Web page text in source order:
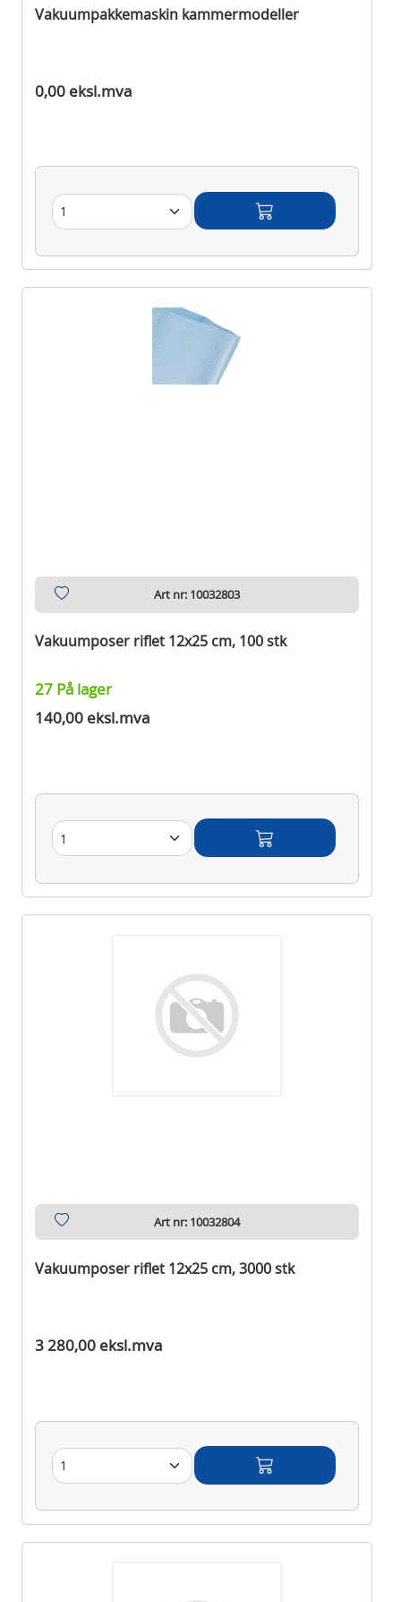
Vakuumpakkemaskin kammermodeller
0,00 eksl.mva
Art nr: 10032803
Vakuumposer riflet 12x25 cm, 100 stk
27 På lager
140,00 eksl.mva
Art nr: 10032804
Vakuumposer riflet 12x25 cm, 3000 stk
3 280,00 eksl.mva